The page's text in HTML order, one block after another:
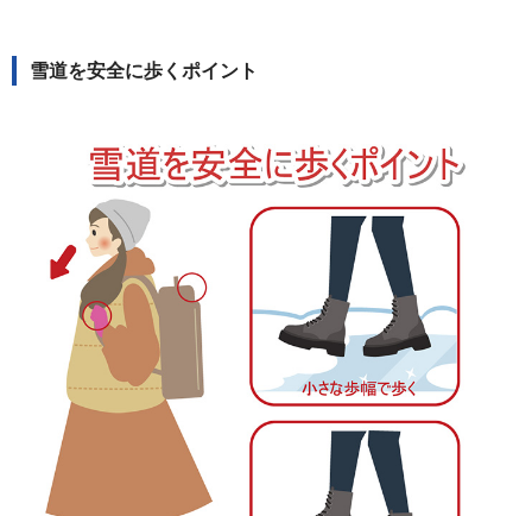
雪道を安全に歩くポイント